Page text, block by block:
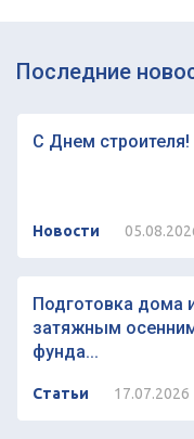
Последние
С Днем
Новости
Подготовка дома
затяжным
фунда...
Статьи 17.07.2026